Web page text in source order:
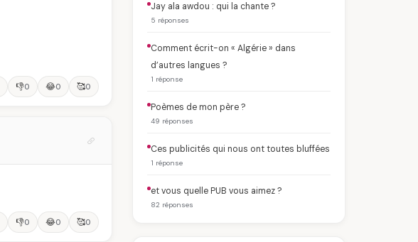
👎0 😂0 🥰0
👎0 😂0 🥰0
Jay ala awdou : qui la chante ?
5 réponses
Comment écrit-on « Algérie » dans
d’autres langues ?
1 réponse
Poèmes de mon père ?
49 réponses
Ces publicités qui nous ont toutes bluffées
1 réponse
et vous quelle PUB vous aimez ?
82 réponses